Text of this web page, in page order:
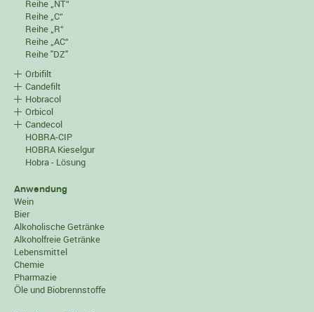
Reihe „NT“
Reihe „C“
Reihe „R“
Reihe „AC“
Reihe "DZ"
Orbifilt
Candefilt
Hobracol
Orbicol
Candecol
HOBRA-CIP
HOBRA Kieselgur
Hobra - Lösung
Anwendung
Wein
Bier
Alkoholische Getränke
Alkoholfreie Getränke
Lebensmittel
Chemie
Pharmazie
Öle und Biobrennstoffe